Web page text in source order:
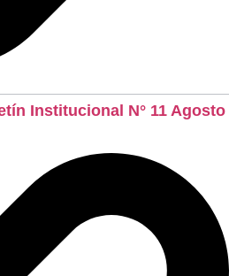
Institucional N° 11 Agosto